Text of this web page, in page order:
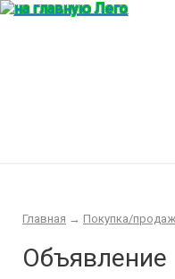
Главная → Покупка/
Объявление